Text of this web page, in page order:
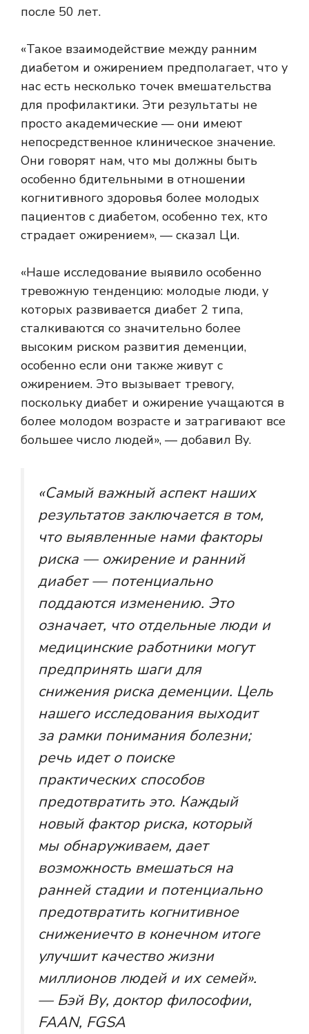
после 50 лет.
«Такое взаимодействие между ранним
диабетом и ожирением предполагает, что у
нас есть несколько точек вмешательства
для профилактики. Эти результаты не
просто академические — они имеют
непосредственное клиническое значение.
Они говорят нам, что мы должны быть
особенно бдительными в отношении
когнитивного здоровья более молодых
пациентов с диабетом, особенно тех, кто
страдает ожирением», — сказал Ци.
«Наше исследование выявило особенно
тревожную тенденцию: молодые люди, у
которых развивается диабет 2 типа,
сталкиваются со значительно более
высоким риском развития деменции,
особенно если они также живут с
ожирением. Это вызывает тревогу,
поскольку диабет и ожирение учащаются в
более молодом возрасте и затрагивают все
большее число людей», — добавил Ву.
«Самый важный аспект наших
результатов заключается в том,
что выявленные нами факторы
риска — ожирение и ранний
диабет — потенциально
поддаются изменению. Это
означает, что отдельные люди и
медицинские работники могут
предпринять шаги для
снижения риска деменции. Цель
нашего исследования выходит
за рамки понимания болезни;
речь идет о поиске
практических способов
предотвратить это. Каждый
новый фактор риска, который
мы обнаруживаем, дает
возможность вмешаться на
ранней стадии и потенциально
предотвратить когнитивное
снижениечто в конечном итоге
улучшит качество жизни
миллионов людей и их семей».
— Бэй Ву, доктор философии,
FAAN, FGSA